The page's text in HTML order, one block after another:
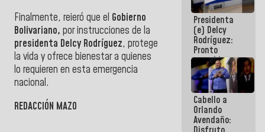
Finalmente, reieró que el Gobierno
Bolivariano, por instrucciones de la
presidenta Delcy Rodríguez, protege
la vida y ofrece bienestar a quienes
lo requieren en esta emergencia
nacional.
REDACCIÓN MAZO
Presidenta
(e) Delcy
Rodríguez:
Pronto
restableceremos
las
operaciones
en el
Aeropuerto
Internacional
de
Cabello a
Orlando
Avendaño: